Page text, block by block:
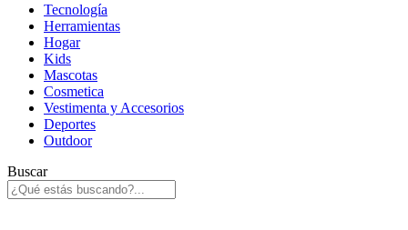
Tecnología
Herramientas
Hogar
Kids
Mascotas
Cosmetica
Vestimenta y Accesorios
Deportes
Outdoor
Buscar